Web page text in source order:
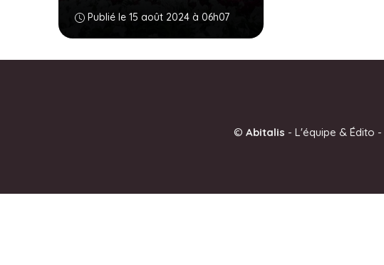
Publié le 15 août 2024 à 06h07
© Abitalis - L'équipe & Édito -